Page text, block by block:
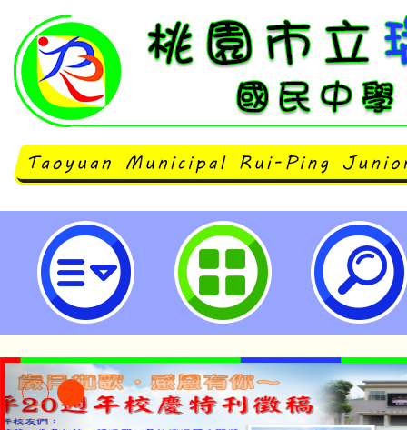
neilrpjhstyc網站設計者：徐嘉